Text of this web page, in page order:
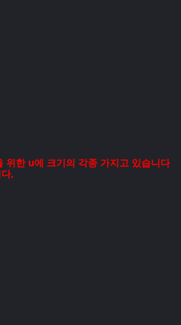
위한 u에 크기의 각종 가지고 있습니다
,